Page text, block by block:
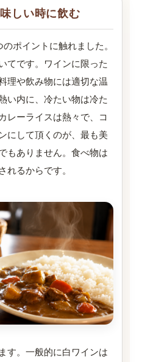
しい時に飲む
ポイントに触れました。
てです。ワインに限った
理や飲み物には適切な温
い内に、冷たい物は冷た
レーライスは熱々で、コ
にして頂くのが、最も美
もありません。食べ物は
れるからです。
す。一般的に白ワインは